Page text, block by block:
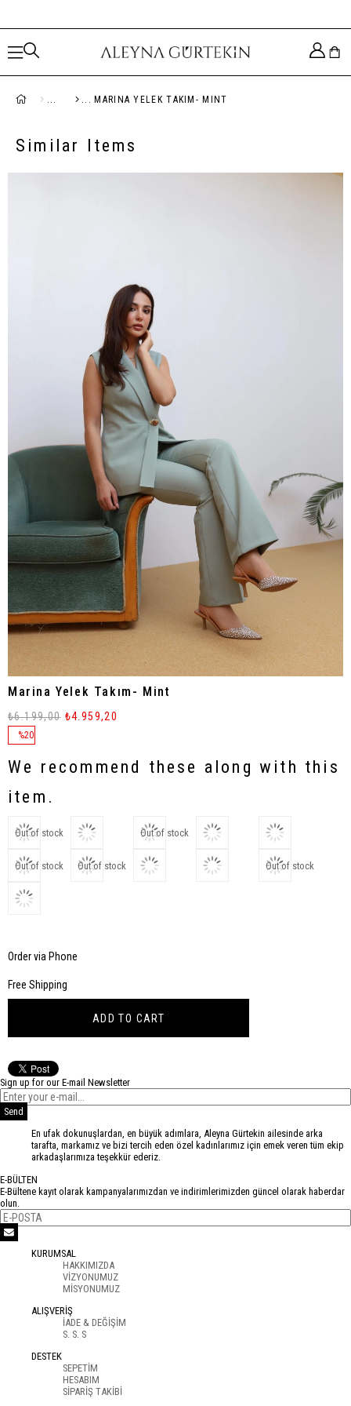
MARINA YELEK TAKIM- MINT
Similar Items
Marina Yelek Takım- Mint
%20
₺6.199,00 ₺4.959,20
We recommend these along with this
item.
Out of stock Out of stock
Out of stock Out of stock Out of stock
Order via Phone
Free Shipping
Sign up for our E-mail Newsletter
Send
En ufak dokunuşlardan, en büyük adımlara, Aleyna Gürtekin ailesinde arka
tarafta, markamız ve bizi tercih eden özel kadınlarımız için emek veren tüm ekip
arkadaşlarımıza teşekkür ederiz.
E-BÜLTEN
E-Bültene kayıt olarak kampanyalarımızdan ve indirimlerimizden güncel olarak haberdar
olun.
KURUMSAL
HAKKIMIZDA
VİZYONUMUZ
MİSYONUMUZ
ALIŞVERİŞ
İADE & DEĞİŞİM
S. S. S
DESTEK
SEPETİM
HESABIM
SİPARİŞ TAKİBİ